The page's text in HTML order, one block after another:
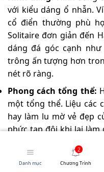
với kiểu dáng ổ nhẫn.
cổ điển thường phù
Solitaire đơn giản đến
dáng đá góc cạnh như
trông ấn tượng hơn
nét rõ ràng.
Phong cách tổng thể:
một tổng thể. Liệu các
hay làm lu mờ vẻ đẹp
phức tạp đôi khi lại làm
Hãy luôn nhìn nhận
Danh mục Chương Trình